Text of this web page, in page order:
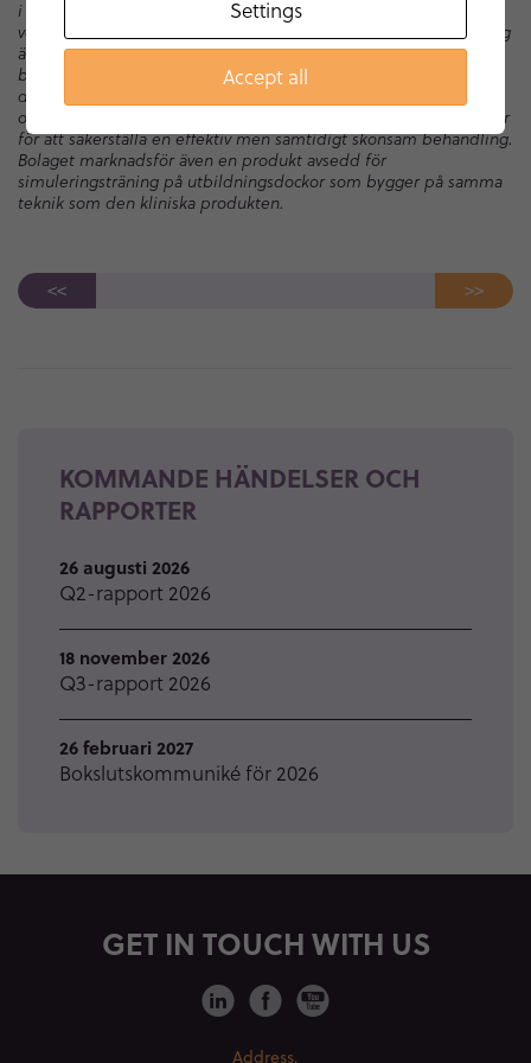
i denna kritiska situation och vårdpersonal saknar idag bra
verktyg för att bestämma hur effektiv denna manuella ventilering
är. Monivent har utvecklat utrustning som mäter luftflödet till
barnet direkt i ansiktsmasken via en sensormodul som skickar
data trådlöst till en extern monitor. Vårdgivaren får därigenom
omedelbar återkoppling, vilket möjliggör nödvändiga justeringar
för att säkerställa en effektiv men samtidigt skonsam behandling.
Bolaget marknadsför även en produkt avsedd för
simuleringsträning på utbildningsdockor som bygger på samma
teknik som den kliniska produkten.
<< >>
KOMMANDE HÄNDELSER OCH
RAPPORTER
26 augusti 2026
Q2-rapport 2026
18 november 2026
Q3-rapport 2026
26 februari 2027
Bokslutskommuniké för 2026
GET IN TOUCH WITH US
Address.
Settings
Accept all